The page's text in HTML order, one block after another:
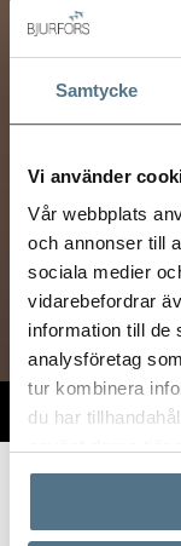
Samtycke
Vi använder
Vår webbplats
och annonser till
sociala medier
vidarebefordrar
information till de
analysföretag
tur kombinera
du har
TILL SALU VI PÅ